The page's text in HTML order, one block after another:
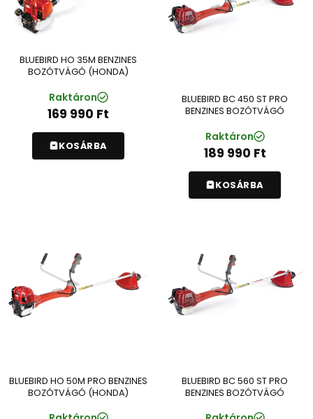
BLUEBIRD HO 35M BENZINES
BOZÓTVÁGÓ (HONDA)
Raktáron
169 990 Ft
KOSÁRBA
BLUEBIRD BC 450 ST PRO
BENZINES BOZÓTVÁGÓ
Raktáron
189 990 Ft
KOSÁRBA
BLUEBIRD HO 50M PRO BENZINES
BOZÓTVÁGÓ (HONDA)
BLUEBIRD BC 560 ST PRO
BENZINES BOZÓTVÁGÓ